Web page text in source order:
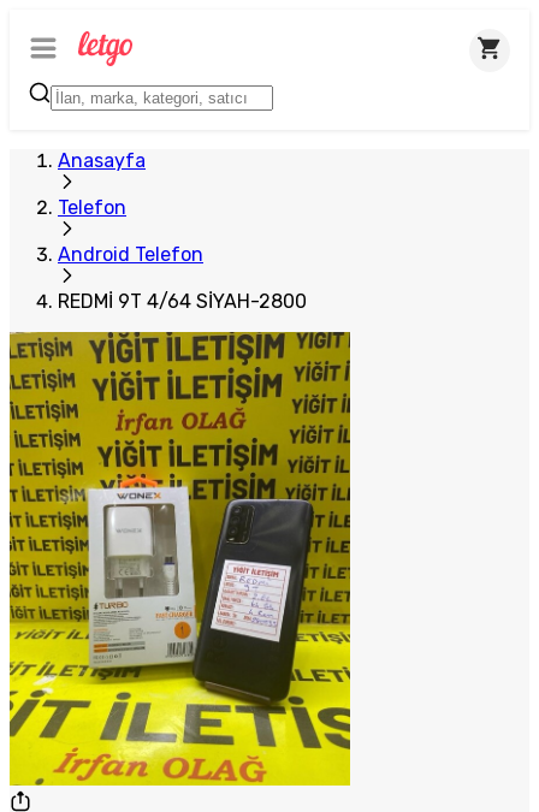
Anasayfa
Telefon
Android Telefon
REDMİ 9T 4/64 SİYAH-2800
Plus Satıcı